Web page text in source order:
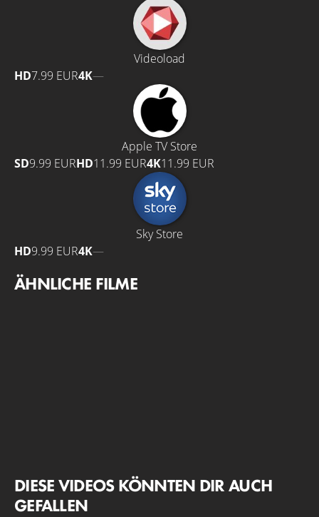
Videoload
HD7.99 EUR4K—
Apple TV Store
SD9.99 EURHD11.99 EUR4K11.99 EUR
Sky Store
HD9.99 EUR4K—
ÄHNLICHE FILME
DIESE VIDEOS KÖNNTEN DIR AUCH
GEFALLEN